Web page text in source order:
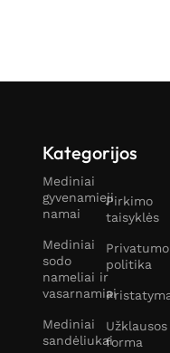
Kategorijos
Mediniai
gyvenamieji
namai
Mediniai
sodo
nameliai ir
vasarnamiai
Mediniai
sandėliukai
Pirkimo
taisyklės
Privatumo
politika
Užklausos
forma